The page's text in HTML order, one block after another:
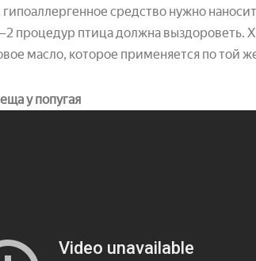
средство нужно
процедур птица должна выздороветь.
масло, которое применяется по той
у попугая